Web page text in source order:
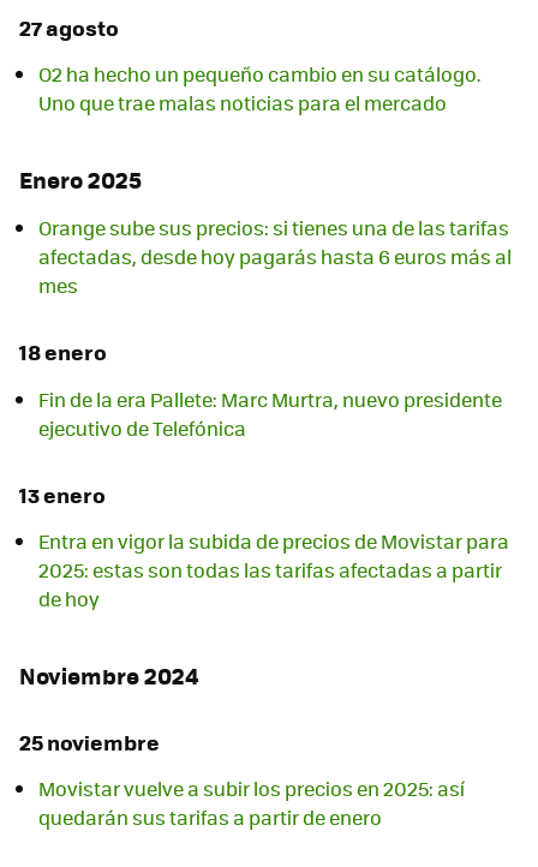
27 agosto
O2 ha hecho un pequeño cambio en su catálogo.
Uno que trae malas noticias para el mercado
Enero 2025
Orange sube sus precios: si tienes una de las tarifas
afectadas, desde hoy pagarás hasta 6 euros más al
mes
18 enero
Fin de la era Pallete: Marc Murtra, nuevo presidente
ejecutivo de Telefónica
13 enero
Entra en vigor la subida de precios de Movistar para
2025: estas son todas las tarifas afectadas a partir
de hoy
Noviembre 2024
25 noviembre
Movistar vuelve a subir los precios en 2025: así
quedarán sus tarifas a partir de enero